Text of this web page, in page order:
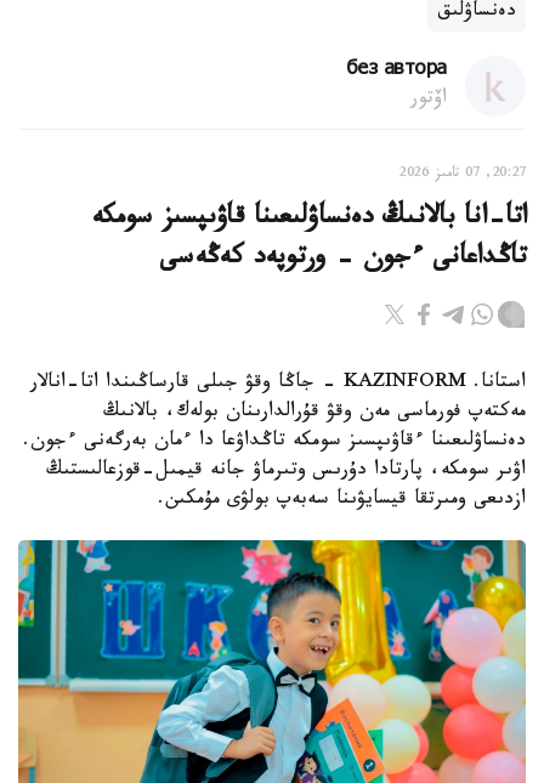
دەنساۋلىق
без автора
اۆتور
20:27, 07 تامىز 2026
اتا-انا بالانىڭ دەنساۋلىعىنا قاۋىپسىز سومكە
تاڭداعانى ءجون - ورتوپەد كەڭەسى
استانا. KAZINFORM - جاڭا وقۋ جىلى قارساڭىندا اتا-انالار
مەكتەپ فورماسى مەن وقۋ قۇرالدارىنان بولەك، بالانىڭ
دەنساۋلىعىنا ءقاۋىپسىز سومكە تاڭداۋعا دا ءمان بەرگەنى ءجون.
اۋىر سومكە، پارتادا دۇرىس وتىرماۋ جانە قيمىل-قوزعالىستىڭ
ازدىعى ومىرتقا قيسايۋىنا سەبەپ بولۋى مۇمكىن.